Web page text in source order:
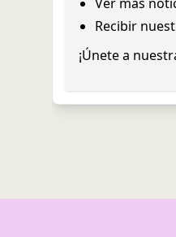
Recibir
¡Únete a